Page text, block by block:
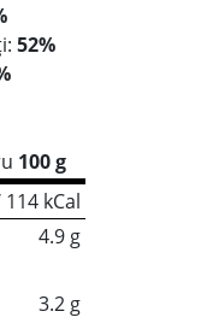
52%
100 g
kCal
4.9 g
3.2 g